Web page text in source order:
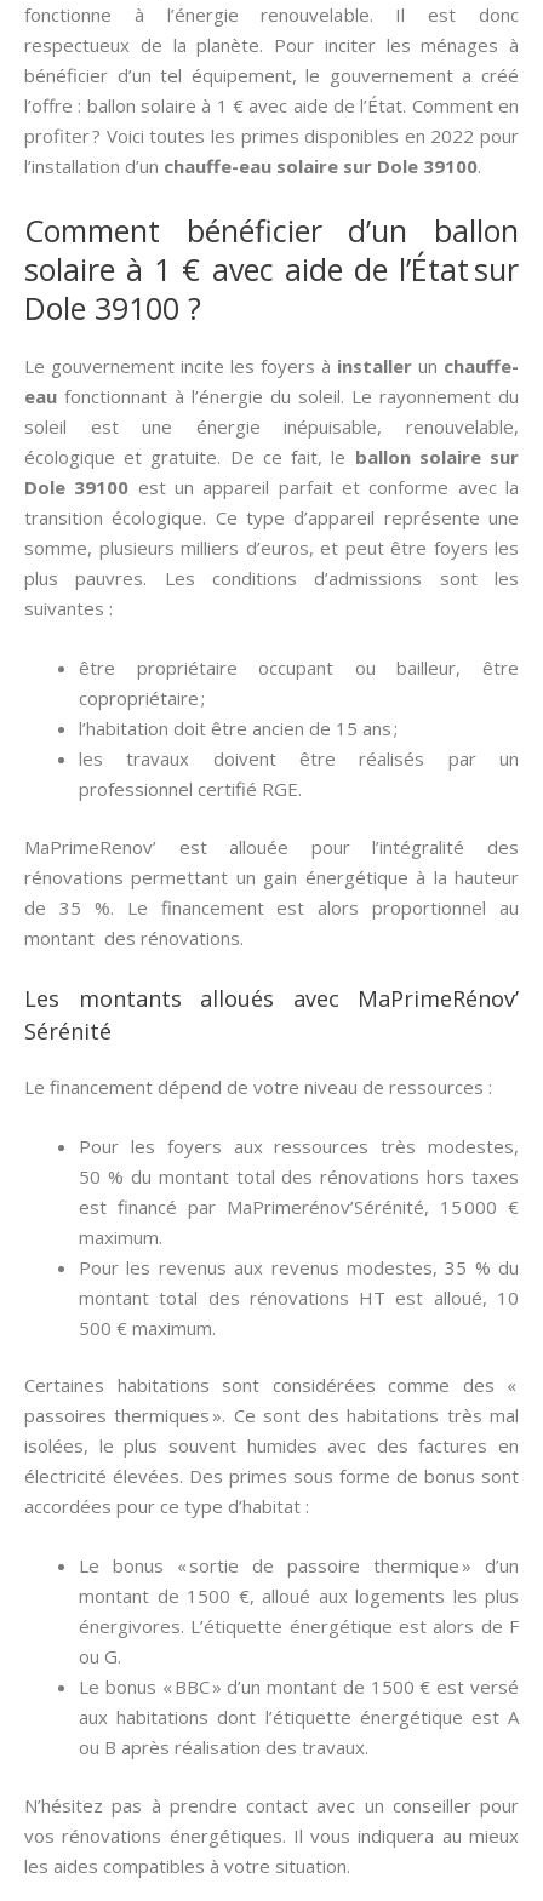
fonctionne à l’énergie renouvelable. Il est donc
respectueux de la planète. Pour inciter les ménages à
bénéficier d’un tel équipement, le gouvernement a créé
l’offre : ballon solaire à 1 € avec aide de l’État. Comment en
profiter ? Voici toutes les primes disponibles en 2022 pour
l’installation d’un chauffe-eau solaire sur Dole 39100.
Comment bénéficier d’un ballon
solaire à 1 € avec aide de l’État sur
Dole 39100 ?
Le gouvernement incite les foyers à installer un chauffe-
eau fonctionnant à l’énergie du soleil. Le rayonnement du
soleil est une énergie inépuisable, renouvelable,
écologique et gratuite. De ce fait, le ballon solaire sur
Dole 39100 est un appareil parfait et conforme avec la
transition écologique. Ce type d’appareil représente une
somme, plusieurs milliers d’euros, et peut être foyers les
plus pauvres. Les conditions d’admissions sont les
suivantes :
être propriétaire occupant ou bailleur, être
copropriétaire ;
l’habitation doit être ancien de 15 ans ;
les travaux doivent être réalisés par un
professionnel certifié RGE.
MaPrimeRenov’ est allouée pour l’intégralité des
rénovations permettant un gain énergétique à la hauteur
de 35 %. Le financement est alors proportionnel au
montant des rénovations.
Les montants alloués avec MaPrimeRénov’
Sérénité
Le financement dépend de votre niveau de ressources :
Pour les foyers aux ressources très modestes,
50 % du montant total des rénovations hors taxes
est financé par MaPrimerénov’Sérénité, 15 000 €
maximum.
Pour les revenus aux revenus modestes, 35 % du
montant total des rénovations HT est alloué, 10
500 € maximum.
Certaines habitations sont considérées comme des «
passoires thermiques ». Ce sont des habitations très mal
isolées, le plus souvent humides avec des factures en
électricité élevées. Des primes sous forme de bonus sont
accordées pour ce type d’habitat :
Le bonus « sortie de passoire thermique » d’un
montant de 1500 €, alloué aux logements les plus
énergivores. L’étiquette énergétique est alors de F
ou G.
Le bonus « BBC » d’un montant de 1500 € est versé
aux habitations dont l’étiquette énergétique est A
ou B après réalisation des travaux.
N’hésitez pas à prendre contact avec un conseiller pour
vos rénovations énergétiques. Il vous indiquera au mieux
les aides compatibles à votre situation.